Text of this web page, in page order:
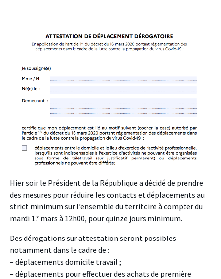
Hier soir le Président de la République a décidé de prendre
des mesures pour réduire les contacts et déplacements au
strict minimum sur l’ensemble du territoire à compter du
mardi 17 mars à 12h00, pour quinze jours minimum.
Des dérogations sur attestation seront possibles
notamment dans le cadre de :
– déplacements domicile travail ;
– déplacements pour effectuer des achats de première